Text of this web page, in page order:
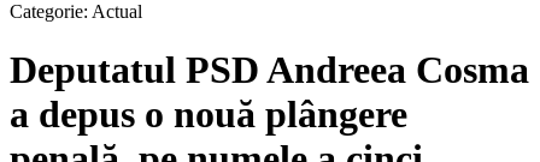
Categorie: Actual
Deputatul PSD Andreea Cosma
a depus o nouă plângere